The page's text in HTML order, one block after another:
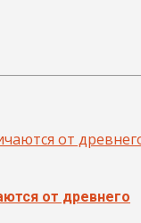
от древнего